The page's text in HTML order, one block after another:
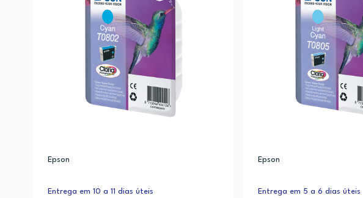
Epson
Entrega em 10 a 11 dias úteis
Epson
Entrega em 5 a 6 dias úteis